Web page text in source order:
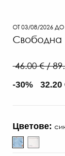
ОТ 03/08/2026 ДО
Свободна
46.00 € /
-30% 32.20
Цветове: